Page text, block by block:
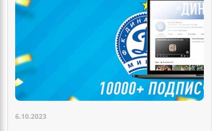
6.10.2023